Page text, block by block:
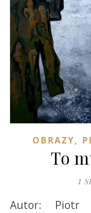
OBRAZY,
To
1
Autor: Piotr Kwiatkowski Wymiary: